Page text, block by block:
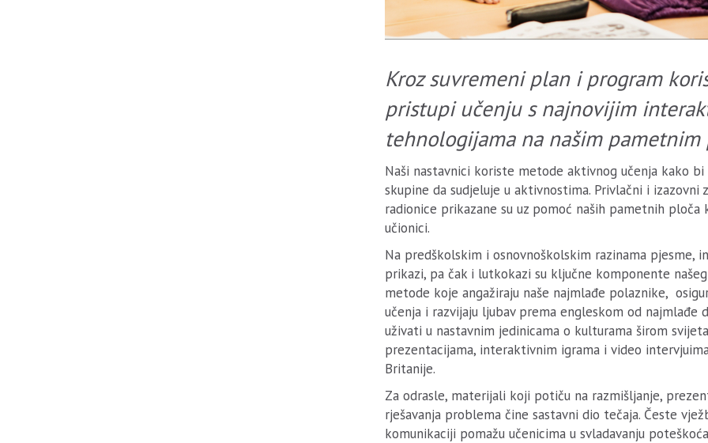
Kroz suvremeni plan i program
pristupi učenju s najnovijim
tehnologijama na našim pametnim
Naši nastavnici koriste metode aktivnog učenja kako
skupine da sudjeluje u aktivnostima. Privlačni i izazovni
radionice prikazane su uz pomoć naših pametnih ploča
učionici.
Na predškolskim i osnovnoškolskim razinama pjesme,
prikazi, pa čak i lutkokazi su ključne komponente našeg
metode koje angažiraju naše najmlađe polaznike,
učenja i razvijaju ljubav prema engleskom od najmlađe
uživati u nastavnim jedinicama o kulturama širom
prezentacijama, interaktivnim igrama i video
Britanije.
Za odrasle, materijali koji potiču na razmišljanje,
rješavanja problema čine sastavni dio tečaja. Česte
komunikaciji pomažu učenicima u svladavanju